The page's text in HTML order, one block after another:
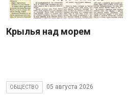
Крылья над морем
ОБЩЕСТВО 05 августа 2026